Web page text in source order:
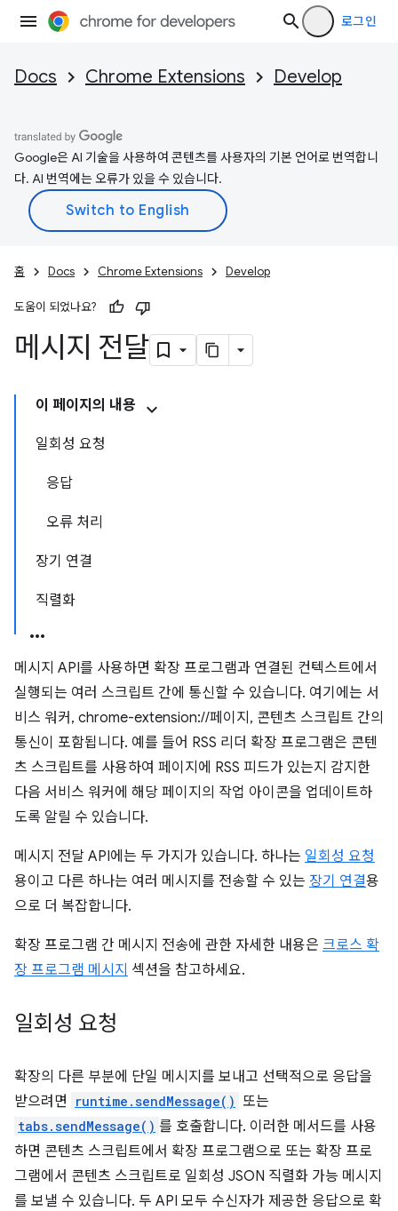
로그인
Docs Chrome Extensions Develop
Google은 AI 기술을 사용하여 콘텐츠를 사용자의 기본 언어로 번역합니
다. AI 번역에는 오류가 있을 수 있습니다.
홈 Docs Chrome Extensions Develop
도움이 되었나요?
메시지 전달
이 페이지의 내용
일회성 요청
응답
오류 처리
장기 연결
직렬화
메시지 API를 사용하면 확장 프로그램과 연결된 컨텍스트에서
실행되는 여러 스크립트 간에 통신할 수 있습니다. 여기에는 서
비스 워커, chrome-extension://페이지, 콘텐츠 스크립트 간의
통신이 포함됩니다. 예를 들어 RSS 리더 확장 프로그램은 콘텐
츠 스크립트를 사용하여 페이지에 RSS 피드가 있는지 감지한
다음 서비스 워커에 해당 페이지의 작업 아이콘을 업데이트하
도록 알릴 수 있습니다.
메시지 전달 API에는 두 가지가 있습니다. 하나는 일회성 요청
용이고 다른 하나는 여러 메시지를 전송할 수 있는 장기 연결용
으로 더 복잡합니다.
확장 프로그램 간 메시지 전송에 관한 자세한 내용은 크로스 확
장 프로그램 메시지 섹션을 참고하세요.
일회성 요청
확장의 다른 부분에 단일 메시지를 보내고 선택적으로 응답을
받으려면
runtime.sendMessage() 또는
tabs.sendMessage() 를 호출합니다. 이러한 메서드를 사용
하면 콘텐츠 스크립트에서 확장 프로그램으로 또는 확장 프로
그램에서 콘텐츠 스크립트로 일회성 JSON 직렬화 가능 메시지
를 보낼 수 있습니다. 두 API 모두 수신자가 제공한 응답으로 확